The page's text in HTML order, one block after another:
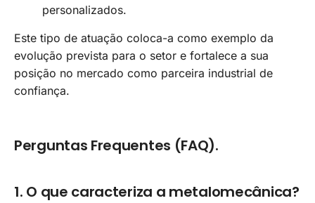
personalizados.
Este tipo de atuação coloca-a como exemplo da
evolução prevista para o setor e fortalece a sua
posição no mercado como parceira industrial de
confiança.
Perguntas Frequentes (FAQ).
1. O que caracteriza a metalomecânica?